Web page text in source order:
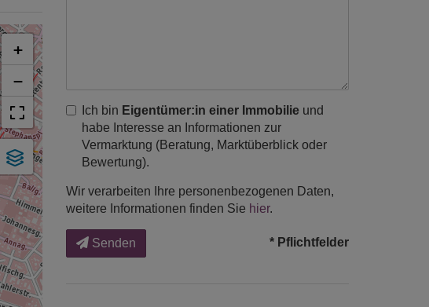
+
−
Ich bin Eigentümer:in einer Immobilie und
habe Interesse an Informationen zur
Vermarktung (Beratung, Marktüberblick oder
Bewertung).
Wir verarbeiten Ihre personenbezogenen Daten,
weitere Informationen finden Sie hier.
Senden * Pflichtfelder